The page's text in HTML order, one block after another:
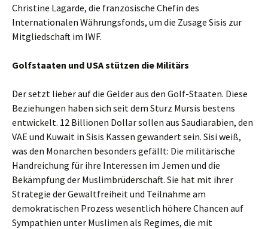
Christine Lagarde, die französische Chefin des
Internationalen Währungsfonds, um die Zusage Sisis zur
Mitgliedschaft im IWF.
Golfstaaten und USA stützen die Militärs
Der setzt lieber auf die Gelder aus den Golf-Staaten. Diese
Beziehungen haben sich seit dem Sturz Mursis bestens
entwickelt. 12 Billionen Dollar sollen aus Saudiarabien, den
VAE und Kuwait in Sisis Kassen gewandert sein. Sisi weiß,
was den Monarchen besonders gefällt: Die militärische
Handreichung für ihre Interessen im Jemen und die
Bekämpfung der Muslimbrüderschaft. Sie hat mit ihrer
Strategie der Gewaltfreiheit und Teilnahme am
demokratischen Prozess wesentlich höhere Chancen auf
Sympathien unter Muslimen als Regimes, die mit